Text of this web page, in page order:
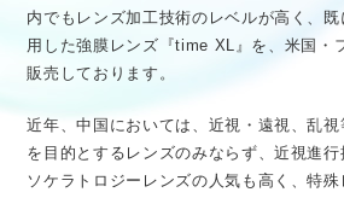
内でもレンズ加工技術のレベルが高く、
用した強膜レンズ『time XL』を、米国・
販売しております。
近年、中国においては、近視・遠視、乱
を目的とするレンズのみならず、近視進
ソケラトロジーレンズの人気も高く、特